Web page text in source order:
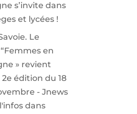
s’invite dans
et lycées !
Le
en
» revient
édition du 18
- Jnews
dans